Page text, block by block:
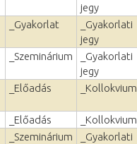
jegy
_Gyakorlat
_Gyakorlati
jegy
_Szeminárium
_Gyakorlati
jegy
_Előadás _Kollokvium
_Előadás
_Kollokvium
_Szeminárium
_Gyakorlati